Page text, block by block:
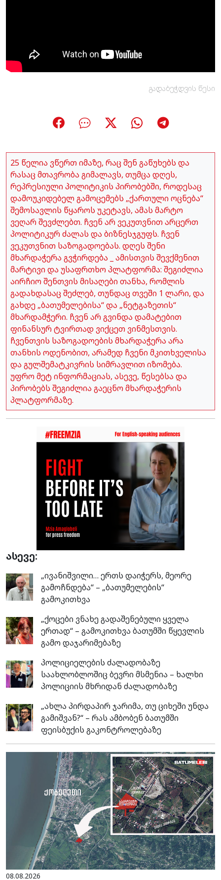
გადაბეჭდვის წესი
25 წელია ვწერთ იმაზე, რაც შენ გაწუხებს და
რასაც მთავრობა გიმალავს, თუმცა დღეს,
რეპრესიული პოლიტიკის პირობებში, როდესაც
დამოუკიდებელ გამოცემებს „ქართული ოცნება“
შემოსავლის წყაროს უკეტავს, ამას მარტო
ვეღარ შევძლებთ. ჩვენ არ ვეკუთვნით არცერთ
პოლიტიკურ ძალას და ბიზნესჯგუფს. ჩვენ
ვეკუთვნით საზოგადოებას. დღეს შენი
მხარდაჭერა გვჭირდება _ ამისთვის შევქმენით
მარტივი და უსაფრთხო პლატფორმა: შეგიძლია
აირჩიო შენთვის მისაღები თანხა, რომლის
გადახდასაც შეძლებ, თუნდაც თვეში 1 ლარი, და
გახდე „ბათუმელებისა“ და „ნეტგაზეთის“
მხარდამჭერი. ჩვენ არ გვინდა დამატებით
ფინანსურ ტვირთად ვიქცეთ ვინმესთვის.
ჩვენთვის საზოგადოების მხარდაჭერა არა
თანხის ოდენობით, არამედ ჩვენი მკითხველისა
და გულშემატკივრის სიმრავლით იზომება.
უფრო მეტ ინფორმაციას, ასევე, წესებსა და
პირობებს შეგიძლია გაეცნო მხარდაჭერის
პლატფორმაზე.
ასევე:
„ივანიშვილი… ერთს დაიჭერს, მეორე
გამოჩნდება“ – „ბათუმელების“
გამოკითხვა
„ქოცები ვნახე გადაშენებული ყველა
ერთად“ – გამოკითხვა ბათუმში წყევლის
გამო დაჯარიმებაზე
პოლიციელების ძალადობაზე
საახლობლოშიც ბევრი მსმენია – ხალხი
პოლიციის მხრიდან ძალადობაზე
„ახლა პირდაპირ ჯარიმა, თუ ციხეში უნდა
გამიშვან?“ – რას ამბობენ ბათუმში
ფეისბუქის გაკონტროლებაზე
08.08.2026